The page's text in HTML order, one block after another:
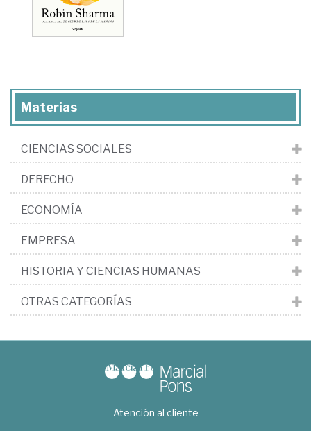
Materias
CIENCIAS SOCIALES
DERECHO
ECONOMÍA
EMPRESA
HISTORIA Y CIENCIAS HUMANAS
OTRAS CATEGORÍAS
Atención al cliente